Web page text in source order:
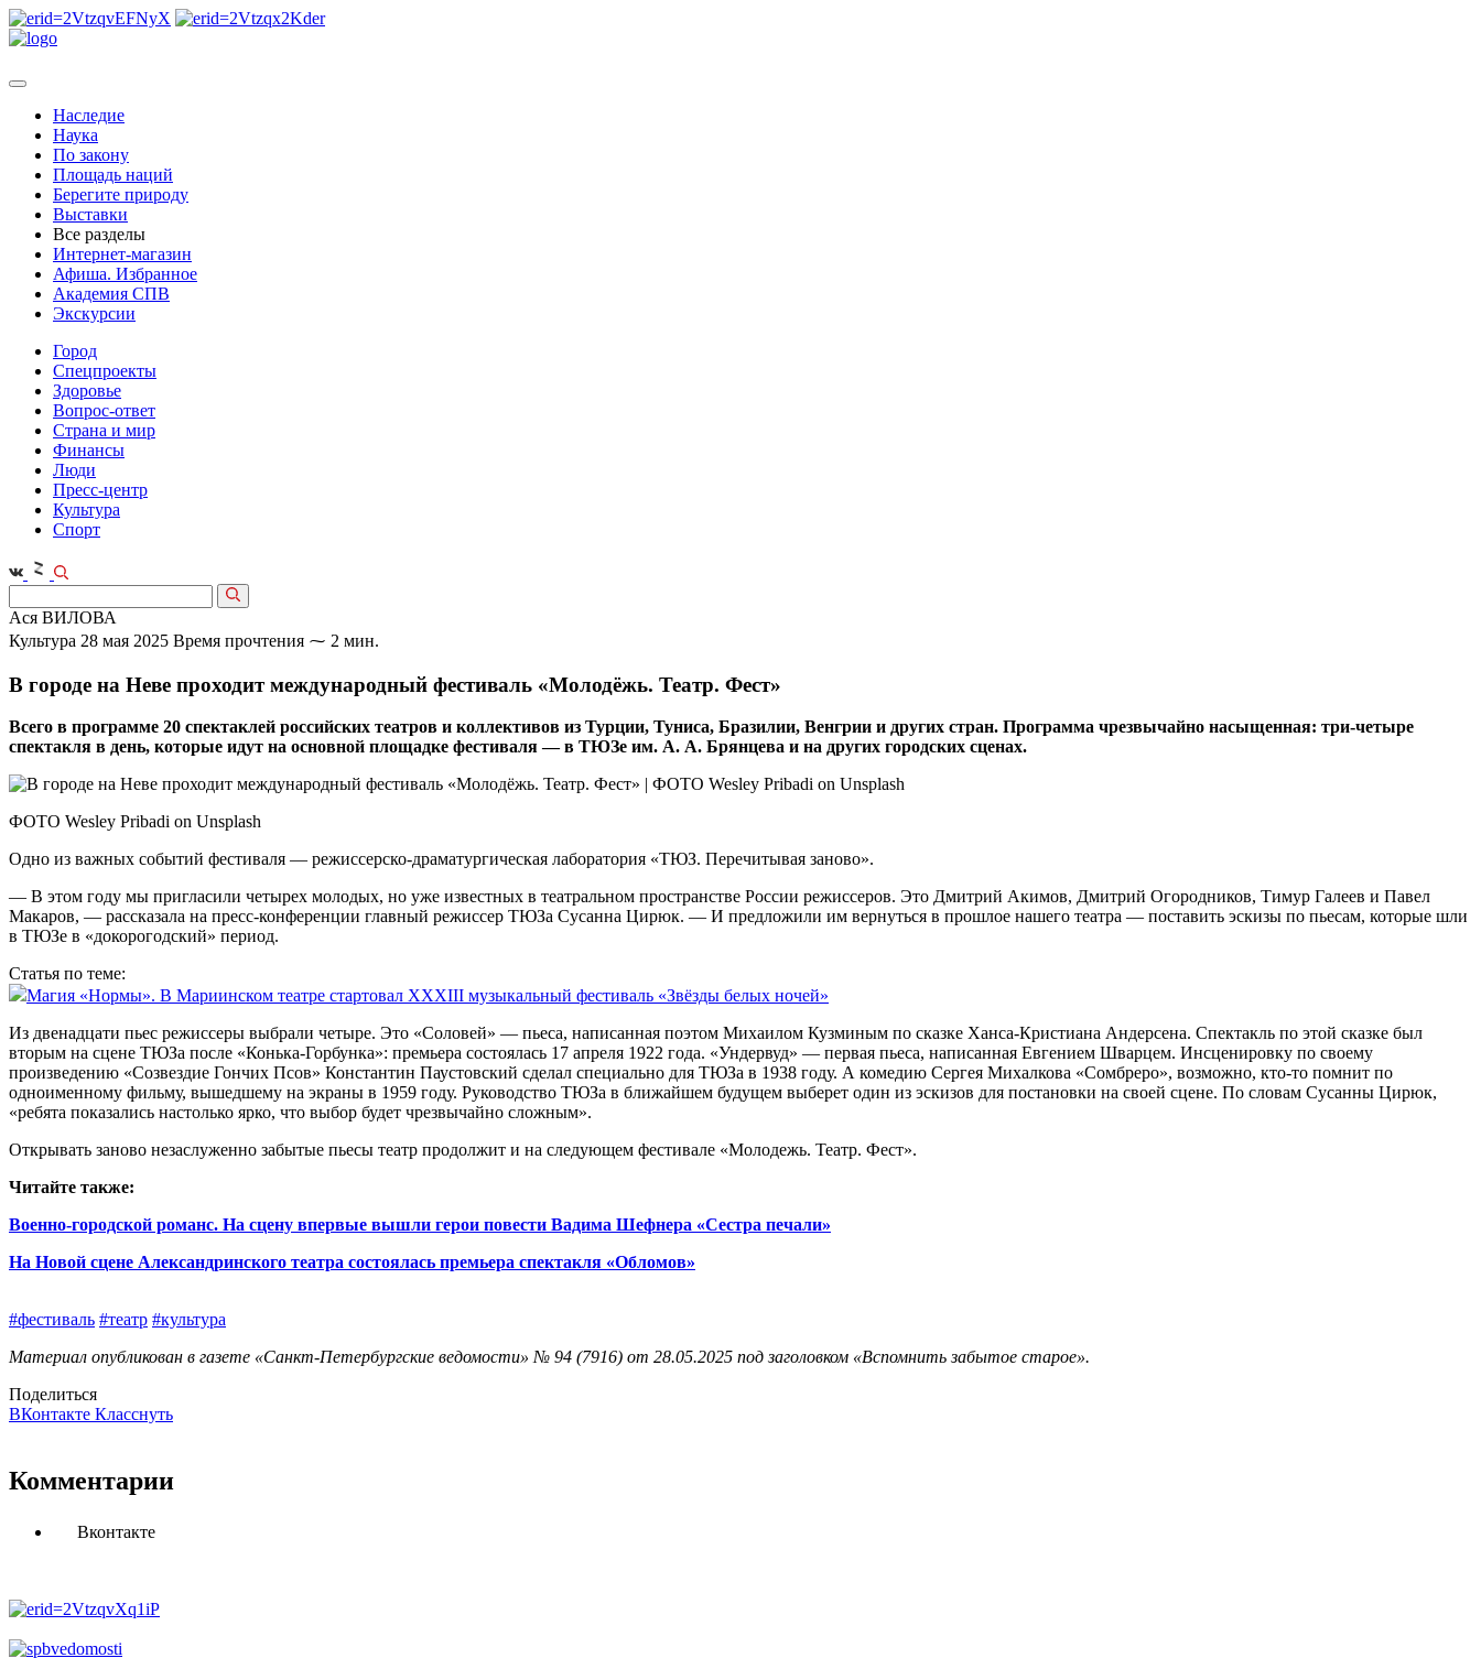
Наследие
Наука
По закону
Площадь наций
Берегите природу
Выставки
Все разделы
Интернет-магазин
Афиша. Избранное
Академия СПВ
Экскурсии
Город
Спецпроекты
Здоровье
Вопрос-ответ
Страна и мир
Финансы
Люди
Пресс-центр
Культура
Спорт
Ася ВИЛОВА
Культура 28 мая 2025 Время прочтения ⁓ 2 мин.
В городе на Неве проходит международный фестиваль «Молодёжь. Театр. Фест»
Всего в программе 20 спектаклей российских театров и коллективов из Турции, Туниса, Бразилии, Венгрии и других стран. Программа чрезвычайно насыщенная: три-четыре
спектакля в день, которые идут на основной площадке фестиваля — в ТЮЗе им. А. А. Брянцева и на других городских сценах.
ФОТО Wesley Pribadi on Unsplash
Одно из важных событий фестиваля — режиссерско-драматургическая лаборатория «ТЮЗ. Перечитывая заново».
— В этом году мы пригласили четырех молодых, но уже известных в театральном пространстве России режиссеров. Это Дмитрий Акимов, Дмитрий Огородников, Тимур Галеев и Павел
Макаров, — рассказала на пресс-конференции главный режиссер ТЮЗа Сусанна Цирюк. — И предложили им вернуться в прошлое нашего театра — поставить эскизы по пьесам, которые шли
в ТЮЗе в «докорогодский» период.
Статья по теме:
Магия «Нормы». В Мариинском театре стартовал XXXIII музыкальный фестиваль «Звёзды белых ночей»
Из двенадцати пьес режиссеры выбрали четыре. Это «Соловей» — пьеса, написанная поэтом Михаилом Кузминым по сказке Ханса-Кристиана Андерсена. Спектакль по этой сказке был
вторым на сцене ТЮЗа после «Конька-Горбунка»: премьера состоялась 17 апреля 1922 года. «Ундервуд» — первая пьеса, написанная Евгением Шварцем. Инсценировку по своему
произведению «Созвездие Гончих Псов» Константин Паустовский сделал специально для ТЮЗа в 1938 году. А комедию Сергея Михалкова «Сомбреро», возможно, кто‑то помнит по
одноименному фильму, вышедшему на экраны в 1959 году. Руководство ТЮЗа в ближайшем будущем выберет один из эскизов для постановки на своей сцене. По словам Сусанны Цирюк,
«ребята показались настолько ярко, что выбор будет чрезвычайно сложным».
Открывать заново незаслуженно забытые пьесы театр продолжит и на следующем фестивале «Молодежь. Театр. Фест».
Читайте также:
Военно-городской романс. На сцену впервые вышли герои повести Вадима Шефнера «Сестра печали»
На Новой сцене Александринского театра состоялась премьера спектакля «Обломов»
#фестиваль #театр #культура
Материал опубликован в газете «Санкт-Петербургские ведомости» № 94 (7916) от 28.05.2025 под заголовком «Вспомнить забытое старое».
Поделиться
ВКонтакте Класснуть
Комментарии
Вконтакте